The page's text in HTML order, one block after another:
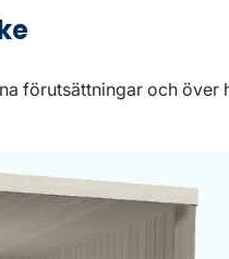
förutsättningar och över